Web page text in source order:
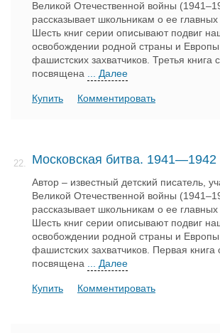
Великой Отечественной войны
рассказывает школьникам о ее главных
Шесть книг серии описывают подвиг
освобождении родной страны и Европы
фашистских захватчиков. Третья книга
посвящена
... Далее
Купить Комментировать
22. Московская битва. 1941—1942
Автор – известный детский писатель,
Великой Отечественной войны
рассказывает школьникам о ее главных
Шесть книг серии описывают подвиг
освобождении родной страны и Европы
фашистских захватчиков. Первая книга
посвящена
... Далее
Купить Комментировать